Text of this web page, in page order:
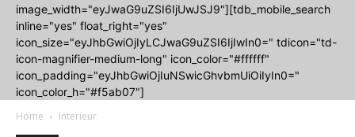
image_width="eyJwaG9uZSI6IjUwJSJ9"][tdb_mobile_search
inline="yes" float_right="yes"
icon_size="eyJhbGwiOjIyLCJwaG9uZSI6IjIwIn0=" tdicon="td-
icon-magnifier-medium-long" icon_color="#ffffff"
icon_padding="eyJhbGwiOjIuNSwicGhvbmUiOiIyIn0="
icon_color_h="#f5ab07"]
Home
Interieur